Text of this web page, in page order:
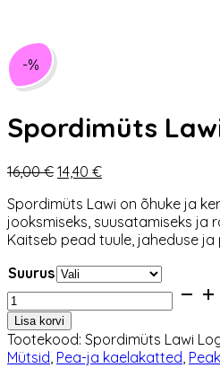
-%
Spordimüts
16,00€ Algne
oli:
16,00 €.
14,40 €Praegune
on:
14,40 €.
Spordimüts Lawi on õhuke ja
jooksmiseks, suusatamiseks ja
Kaitseb pead tuule, jaheduse ja
Suurus
Spordimüts
Lawi
Logo
kogus
Lisa korvi
Tootekood: Spordimüts Lawi
Mütsid, Pea-ja kaelakatted,